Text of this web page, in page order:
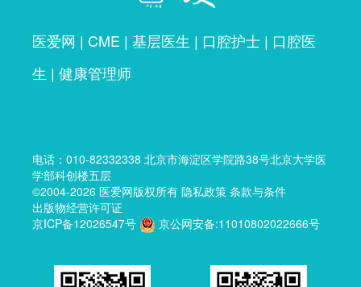
医爱网 | CME | 基层医生 | 口腔护士 | 口腔医
生 | 健康管理师
电话： 010-82332338 北京市海淀区学院路38号北京大学医
学部科创楼五层
©2004-2026 医爱网版权所有 隐私政策 条款与条件
出版物经营许可证
京ICP备12026547号
京公网安备:11010802022666号